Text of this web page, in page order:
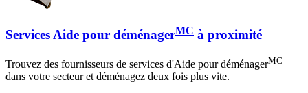
Services Aide pour déménagerMC à proximité
Trouvez des fournisseurs de services d'Aide pour déménagerMC
dans votre secteur et déménagez deux fois plus vite.